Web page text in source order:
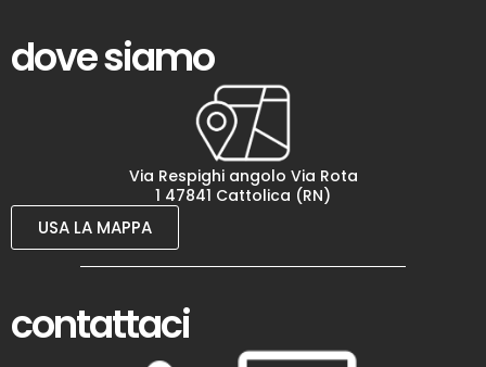
dove siamo
Via Respighi angolo Via Rota
1 47841 Cattolica (RN)
USA LA MAPPA
contattaci